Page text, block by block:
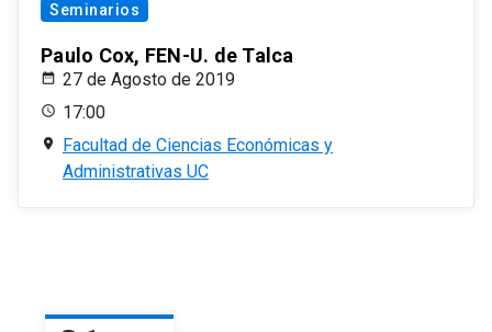
Seminarios
Paulo Cox, FEN-U. de Talca
27 de Agosto de 2019
17:00
Facultad de Ciencias Económicas y
Administrativas UC